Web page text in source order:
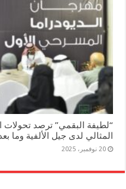
“لطيفة البقمي” ترصد
المثالي لدى جيل الألفية وما
20 نوفمبر، 2025